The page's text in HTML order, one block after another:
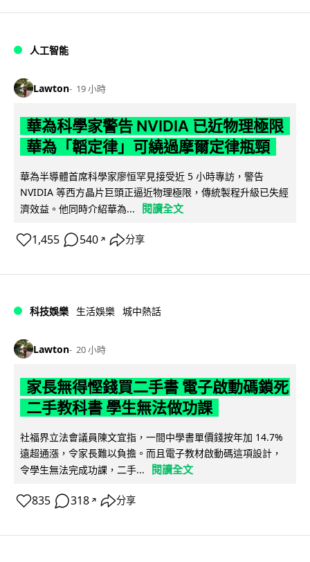
人工智能
Lawton 19 小時
華為科學家警告 NVIDIA 已近物理極限
華為「韜定律」可繞過摩爾定律瓶頸
華為半導體首席科學家廖恒罕見接受近 5 小時專訪，警告
NVIDIA 等西方晶片巨頭正逼近物理極限，傳統製程升級已失經
濟效益。他同時介紹華為...
閱讀全文
1,455 540 ↗ 分享
科技娛樂 生活娛樂 城中熱話
Lawton 20 小時
家長無得慳錢買二手書 電子啟動碼鎖死
二手教科書 學生無法做功課
社福界立法會議員陳文宜指，一間中學書單價錢按年加 14.7%
遠超通漲，令家長難以負擔。而且電子教材啟動碼這項設計，
令學生無法完成功課，二手...
閱讀全文
835 318 ↗ 分享